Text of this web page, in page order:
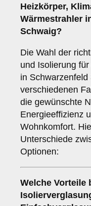
Heizkörper,
Wärmestrahler
Schwaig?
Die Wahl der
und Isolierung
in
verschiedenen
die gewünschte
Energieeffizienz
Wohnkomfort.
Unterschiede
Optionen:
Welche Vorteile